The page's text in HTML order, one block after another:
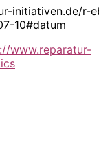
initiativen.de/r-
10#datum
www.reparatur-